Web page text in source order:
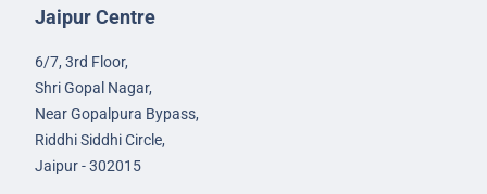
Jaipur Centre
6/7, 3rd Floor,
Shri Gopal Nagar,
Near Gopalpura Bypass,
Riddhi Siddhi Circle,
Jaipur - 302015